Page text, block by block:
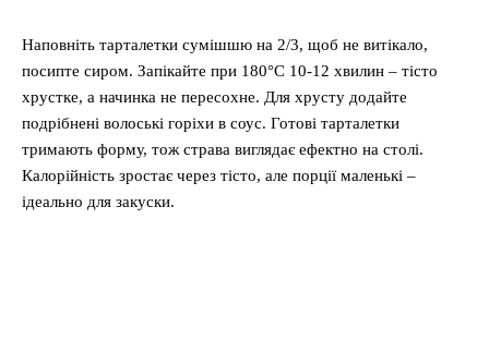
Наповніть тарталетки сумішшю на 2/3, щоб не витікало,
посипте сиром. Запікайте при 180°C 10-12 хвилин – тісто
хрустке, а начинка не пересохне. Для хрусту додайте
подрібнені волоські горіхи в соус. Готові тарталетки
тримають форму, тож страва виглядає ефектно на столі.
Калорійність зростає через тісто, але порції маленькі –
ідеально для закуски.